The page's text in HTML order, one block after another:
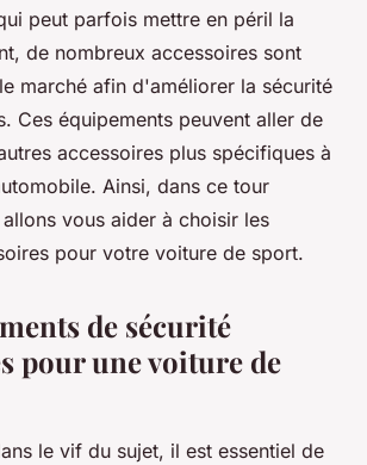
peut parfois mettre en péril la
de nombreux accessoires sont
marché afin d'améliorer la sécurité
Ces équipements peuvent aller de
accessoires plus spécifiques à
Ainsi, dans ce tour
vous aider à choisir les
pour votre voiture de sport.
de sécurité
pour une voiture de
le vif du sujet, il est essentiel de